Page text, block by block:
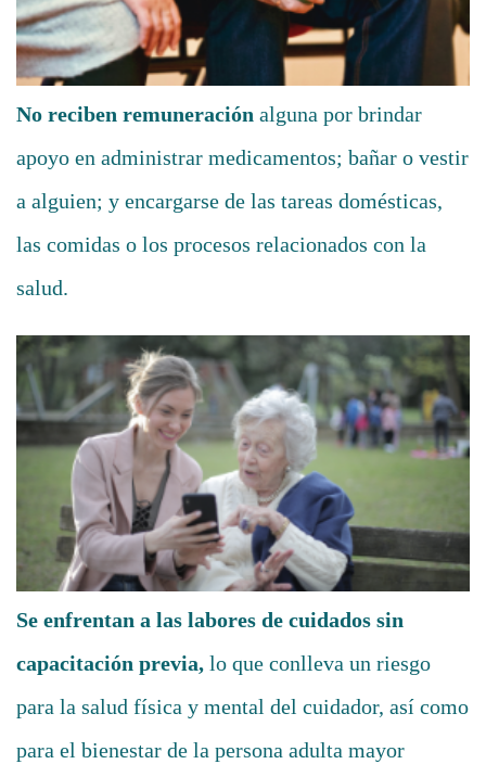
No reciben remuneración alguna por brindar
apoyo en administrar medicamentos; bañar o vestir
a alguien; y encargarse de las tareas domésticas,
las comidas o los procesos relacionados con la
salud.
Se enfrentan a las labores de cuidados sin
capacitación previa, lo que conlleva un riesgo
para la salud física y mental del cuidador, así como
para el bienestar de la persona adulta mayor